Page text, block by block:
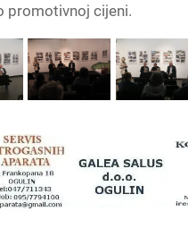
promotivnoj cijeni.